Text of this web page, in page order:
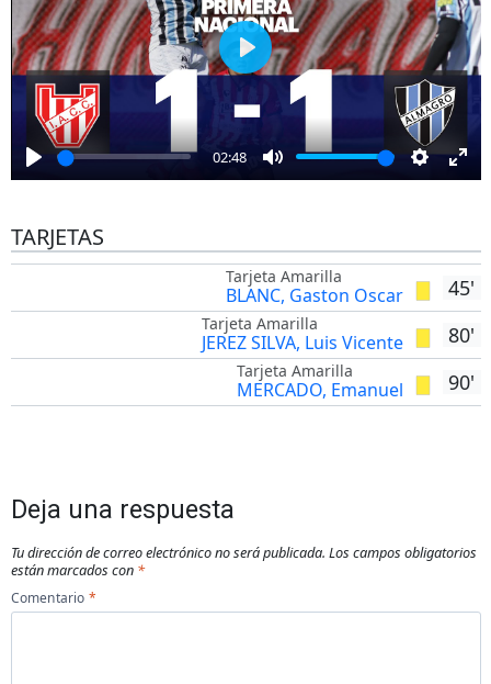
Play
02:48
Mute Settings
Play
TARJETAS
45'
Tarjeta Amarilla
BLANC, Gaston Oscar
80'
Tarjeta Amarilla
JEREZ SILVA, Luis Vicente
90'
Tarjeta Amarilla
MERCADO, Emanuel
Deja una respuesta
Tu dirección de correo electrónico no será publicada. Los campos obligatorios
están marcados con *
Comentario *